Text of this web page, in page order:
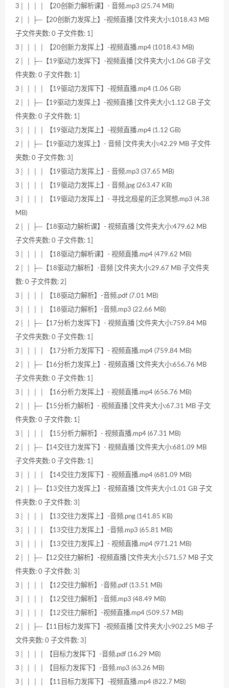
3│ │ │ │ 【20创新力解析课】- 音频.mp3 (25.74 MB)
2│ │ ├─【20创新力发挥上】-视频直播 [文件夹大小:1018.43 MB
子文件夹数: 0 子文件数: 1]
3│ │ │ │ 【20创新力发挥上】-视频直播.mp4 (1018.43 MB)
2│ │ ├─【19驱动力发挥下】-视频直播 [文件夹大小:1.06 GB 子文
件夹数: 0 子文件数: 1]
3│ │ │ │ 【19驱动力发挥下】-视频直播.mp4 (1.06 GB)
2│ │ ├─【19驱动力发挥上】-视频直播 [文件夹大小:1.12 GB 子文
件夹数: 0 子文件数: 1]
3│ │ │ │ 【19驱动力发挥上】-视频直播.mp4 (1.12 GB)
2│ │ ├─【19驱动力发挥上】- 音频 [文件夹大小:42.29 MB 子文件
夹数: 0 子文件数: 3]
3│ │ │ │ 【19驱动力发挥上】- 音频.mp3 (37.65 MB)
3│ │ │ │ 【19驱动力发挥上】- 音频.jpg (263.47 KB)
3│ │ │ │ 【19驱动力发挥上】- 寻找北极星的正念冥想.mp3 (4.38
MB)
2│ │ ├─【18驱动力解析课】- 视频直播 [文件夹大小:479.62 MB
子文件夹数: 0 子文件数: 1]
3│ │ │ │ 【18驱动力解析课】- 视频直播.mp4 (479.62 MB)
2│ │ ├─【18驱动力解析】-音频 [文件夹大小:29.67 MB 子文件夹
数: 0 子文件数: 2]
3│ │ │ │ 【18驱动力解析】-音频.pdf (7.01 MB)
3│ │ │ │ 【18驱动力解析】-音频.mp3 (22.66 MB)
2│ │ ├─【17分析力发挥下】- 视频直播 [文件夹大小:759.84 MB
子文件夹数: 0 子文件数: 1]
3│ │ │ │ 【17分析力发挥下】- 视频直播.mp4 (759.84 MB)
2│ │ ├─【16分析力发挥上】- 视频直播 [文件夹大小:656.76 MB
子文件夹数: 0 子文件数: 1]
3│ │ │ │ 【16分析力发挥上】- 视频直播.mp4 (656.76 MB)
2│ │ ├─【15分析力解析】- 视频直播 [文件夹大小:67.31 MB 子文
件夹数: 0 子文件数: 1]
3│ │ │ │ 【15分析力解析】- 视频直播.mp4 (67.31 MB)
2│ │ ├─【14交往力发挥下】- 视频直播 [文件夹大小:681.09 MB
子文件夹数: 0 子文件数: 1]
3│ │ │ │ 【14交往力发挥下】- 视频直播.mp4 (681.09 MB)
2│ │ ├─【13交往力发挥上】- 视频直播 [文件夹大小:1.01 GB 子文
件夹数: 0 子文件数: 3]
3│ │ │ │ 【13交往力发挥上】-音频.png (141.85 KB)
3│ │ │ │ 【13交往力发挥上】-音频.mp3 (65.81 MB)
3│ │ │ │ 【13交往力发挥上】- 视频直播.mp4 (971.21 MB)
2│ │ ├─【12交往力解析】-视频直播 [文件夹大小:571.57 MB 子文
件夹数: 0 子文件数: 3]
3│ │ │ │ 【12交往力解析】-音频.pdf (13.51 MB)
3│ │ │ │ 【12交往力解析】-音频.mp3 (48.49 MB)
3│ │ │ │ 【12交往力解析】-视频直播.mp4 (509.57 MB)
2│ │ ├─【11目标力发挥下】-视频直播 [文件夹大小:902.25 MB 子
文件夹数: 0 子文件数: 3]
3│ │ │ │ 【目标力发挥下】-音频.pdf (16.29 MB)
3│ │ │ │ 【目标力发挥下】-音频.mp3 (63.26 MB)
3│ │ │ │ 【11目标力发挥下】-视频直播.mp4 (822.7 MB)